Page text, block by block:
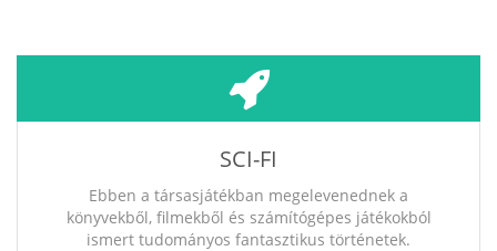
SCI-FI
Ebben a társasjátékban megelevenednek a
könyvekből, filmekből és számítógépes játékokból
ismert tudományos fantasztikus történetek.